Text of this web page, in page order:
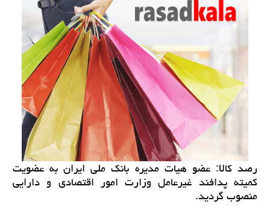
رصد كالا: عضو هیات مدیره بانك ملی ایران به عضویت
كمیته پدافند غیرعامل وزارت امور اقتصادی و دارایی
منصوب گردید.